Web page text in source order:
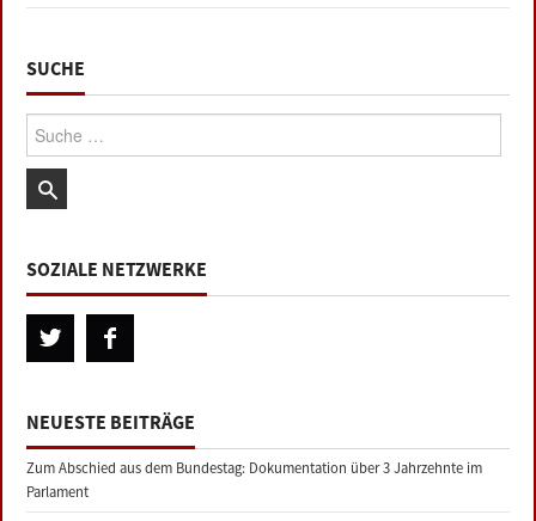
SUCHE
Suche:
SOZIALE NETZWERKE
NEUESTE BEITRÄGE
Zum Abschied aus dem Bundestag: Dokumentation über 3 Jahrzehnte im
Parlament